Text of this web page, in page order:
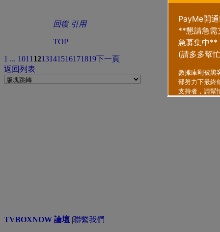
回復 引用
TOP
1 ... 1011 1213141516171819下一頁
返回列表
TVBOXNOW 論壇 |聯繫我們